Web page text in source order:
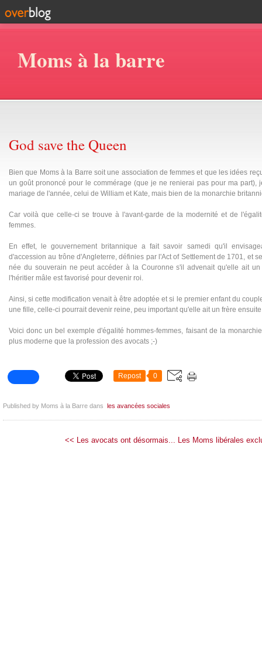
Moms à la barre
God save the Queen
Bien que Moms à la Barre soit une association de femmes et que les idées
un goût prononcé pour le commérage (que je ne renierai pas pour ma part),
mariage de l'année, celui de William et Kate, mais bien de la monarchie
Car voilà que celle-ci se trouve à l'avant-garde de la modernité et de
femmes.
En effet, le gouvernement britannique a fait savoir samedi qu'il
d'accession au trône d'Angleterre, définies par l'Act of Settlement de 1701, et
née du souverain ne peut accéder à la Couronne s'il advenait qu'elle ait
l'héritier mâle est favorisé pour devenir roi.
Ainsi, si cette modification venait à être adoptée et si le premier enfant du
une fille, celle-ci pourrait devenir reine, peu important qu'elle ait un frère
Voici donc un bel exemple d'égalité hommes-femmes, faisant de la
plus moderne que la profession des avocats ;-)
Repost 0
Published by Moms à la Barre dans les avancées sociales
<< Les avocats ont désormais... Les Moms libérales